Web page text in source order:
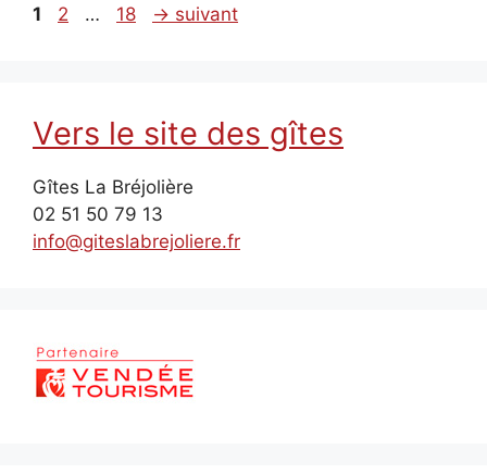
Page
1 Page
2 … Page
18 → suivant
Vers le site des gîtes
Gîtes La Bréjolière
02 51 50 79 13
info@giteslabrejoliere.fr